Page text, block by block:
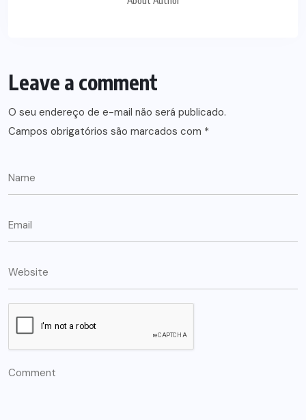
Leave a comment
O seu endereço de e-mail não será publicado.
Campos obrigatórios são marcados com *